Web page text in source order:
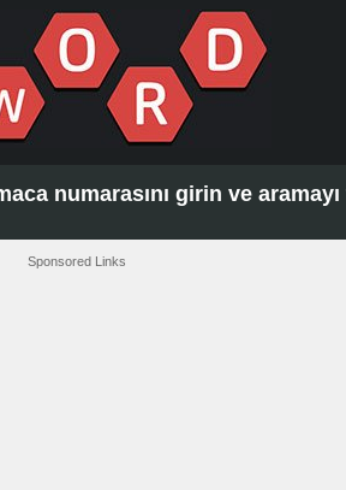
numarasını girin ve aramayı
Sponsored Links